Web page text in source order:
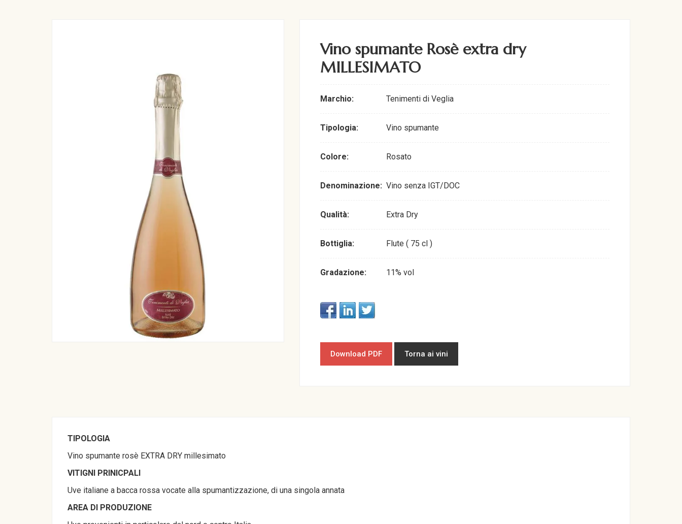
Vino spumante Rosè extra dry
MILLESIMATO
Marchio: Tenimenti di Veglia
Tipologia: Vino spumante
Colore: Rosato
Denominazione: Vino senza IGT/DOC
Qualità: Extra Dry
Bottiglia: Flute ( 75 cl )
Gradazione: 11% vol
Download PDF Torna ai vini
TIPOLOGIA
Vino spumante rosè EXTRA DRY millesimato
VITIGNI PRINICPALI
Uve italiane a bacca rossa vocate alla spumantizzazione, di una singola annata
AREA DI PRODUZIONE